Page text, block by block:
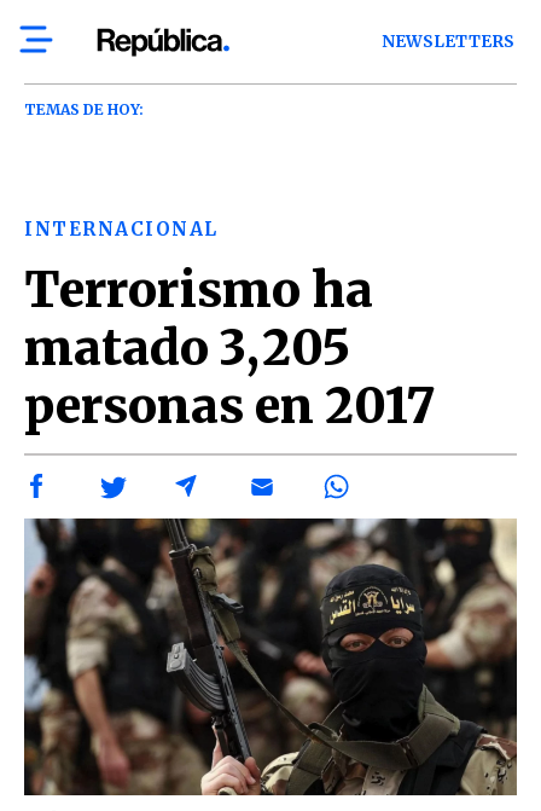
NEWSLETTERS
TEMAS DE HOY:
INTERNACIONAL
Terrorismo ha
matado 3,205
personas en 2017